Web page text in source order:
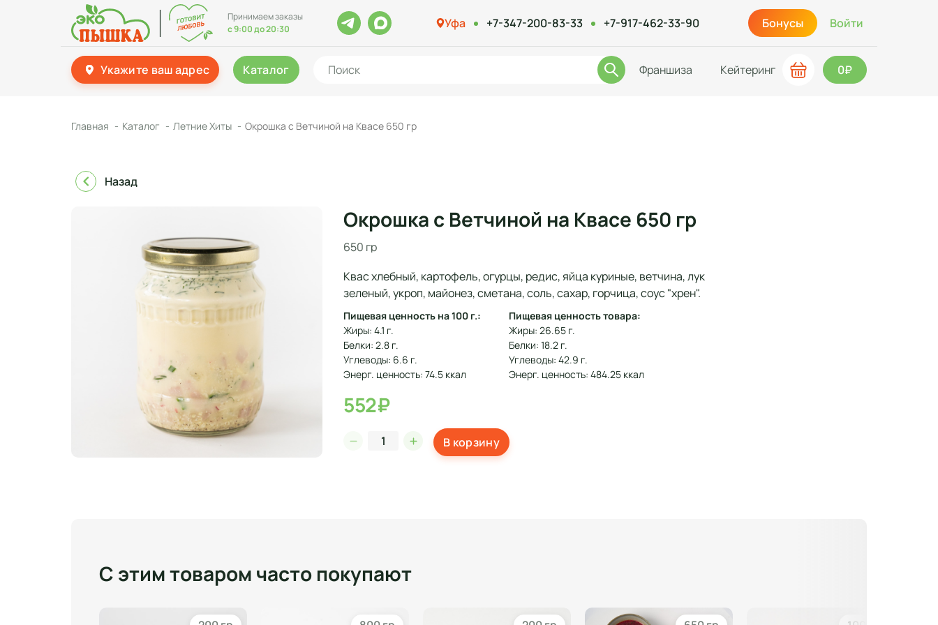
Принимаем заказы
с 9:00 до 20:30
Уфа +7-347-200-83-33 +7-917-462-33-90 Бонусы Войти
Укажите ваш адрес Каталог Франшиза Кейтеринг 0₽
Главная Каталог Летние Хиты Окрошка с Ветчиной на Квасе 650 гр
Назад
Окрошка с Ветчиной на Квасе 650 гр
650 гр
Квас хлебный, картофель, огурцы, редис, яйца куриные, ветчина, лук
зеленый, укроп, майонез, сметана, соль, сахар, горчица, соус "хрен".
Пищевая ценность на 100 г.:
Жиры: 4.1 г.
Белки: 2.8 г.
Углеводы: 6.6 г.
Энерг. ценность: 74.5 ккал
Пищевая ценность товара:
Жиры: 26.65 г.
Белки: 18.2 г.
Углеводы: 42.9 г.
Энерг. ценность: 484.25 ккал
552₽
В корзину
С этим товаром часто покупают